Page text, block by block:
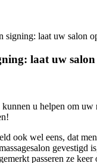
signing: laat uw salon
laat uw
u helpen om uw
ook wel eens, dat
gevestigd
passeren ze